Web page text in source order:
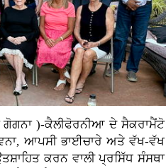
)-ਕੈਲੀਫੋਰਨੀਆ ਦੇ ਸੈਕਰਾਮੈਂਟੋ
ਆਪਸੀ ਭਾਈਚਾਰੇ ਅਤੇ ਵੱਖ-ਵੱਖ
ਕਰਨ ਵਾਲੀ ਪ੍ਰਸਿੱਧ ਸੰਸਥਾ